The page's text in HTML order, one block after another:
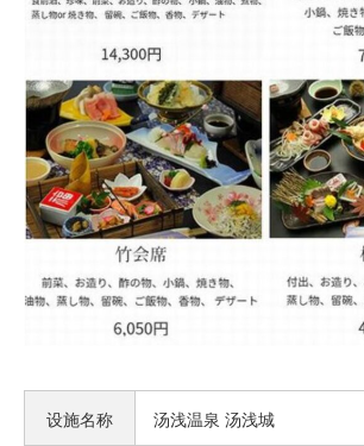
设施名称 汤浅温泉 汤浅城